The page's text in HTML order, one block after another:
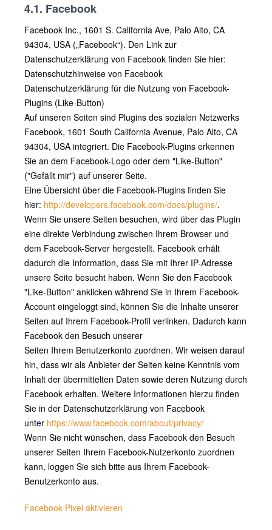
4.1. Facebook
Facebook Inc., 1601 S. California Ave, Palo Alto, CA
94304, USA („Facebook“). Den Link zur
Datenschutzerklärung von Facebook finden Sie hier:
Datenschutzhinweise von Facebook
Datenschutzerklärung für die Nutzung von Facebook-
Plugins (Like-Button)
Auf unseren Seiten sind Plugins des sozialen Netzwerks
Facebook, 1601 South California Avenue, Palo Alto, CA
94304, USA integriert. Die Facebook-Plugins erkennen
Sie an dem Facebook-Logo oder dem "Like-Button"
("Gefällt mir") auf unserer Seite.
Eine Übersicht über die Facebook-Plugins finden Sie
hier: http://developers.facebook.com/docs/plugins/.
Wenn Sie unsere Seiten besuchen, wird über das Plugin
eine direkte Verbindung zwischen Ihrem Browser und
dem Facebook-Server hergestellt. Facebook erhält
dadurch die Information, dass Sie mit Ihrer IP-Adresse
unsere Seite besucht haben. Wenn Sie den Facebook
"Like-Button" anklicken während Sie in Ihrem Facebook-
Account eingeloggt sind, können Sie die Inhalte unserer
Seiten auf Ihrem Facebook-Profil verlinken. Dadurch kann
Facebook den Besuch unserer
Seiten Ihrem Benutzerkonto zuordnen. Wir weisen darauf
hin, dass wir als Anbieter der Seiten keine Kenntnis vom
Inhalt der übermittelten Daten sowie deren Nutzung durch
Facebook erhalten. Weitere Informationen hierzu finden
Sie in der Datenschutzerklärung von Facebook
unter https://www.facebook.com/about/privacy/
Wenn Sie nicht wünschen, dass Facebook den Besuch
unserer Seiten Ihrem Facebook-Nutzerkonto zuordnen
kann, loggen Sie sich bitte aus Ihrem Facebook-
Benutzerkonto aus.
Facebook Pixel aktivieren